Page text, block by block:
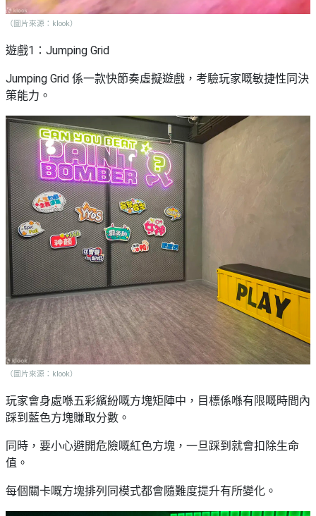
地
新
玩
樂
體
驗
手
作
工
作
坊
戶
外
玩
樂
遊
艇
出
租
#
野
餐
#
沙
灘
#
露
營
#
水
上
活
動
#
散
水
餅
#18
區
食
（圖片來源：klook）
遊戲1：Jumping Grid
Jumping Grid 係一款快節奏虛擬遊戲，考驗玩家嘅敏捷性同決
策能力。
（圖片來源：klook）
玩家會身處喺五彩繽紛嘅方塊矩陣中，目標係喺有限嘅時間內
踩到藍色方塊賺取分數。
同時，要小心避開危險嘅紅色方塊，一旦踩到就會扣除生命
值。
每個關卡嘅方塊排列同模式都會隨難度提升有所變化。